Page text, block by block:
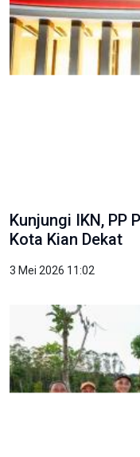
Kunjungi IKN, PP
Kota Kian Dekat
3 Mei 2026 11:02